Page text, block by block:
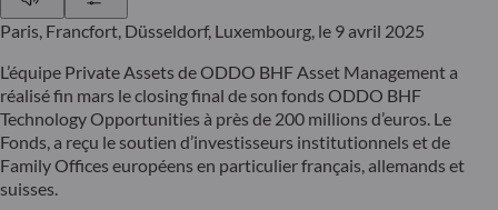
Paris, Francfort, Düsseldorf, Luxembourg, le 9 avril 2025
L’équipe Private Assets de ODDO BHF Asset Management a
réalisé fin mars le closing final de son fonds ODDO BHF
Technology Opportunities à près de 200 millions d’euros. Le
Fonds, a reçu le soutien d’investisseurs institutionnels et de
Family Offices européens en particulier français, allemands et
suisses.